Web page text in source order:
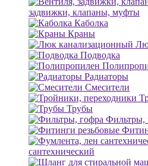
задвижки, клапаны, муфты
Каболка
Краны
Подводка
Радиаторы
Смесители
Трубы
Фильтры,
сантехнический